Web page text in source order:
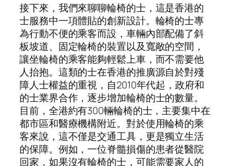
接下來，我們來聊聊輪椅的士，這是香港的
士服務中一項體貼的創新設計。輪椅的士專
為行動不便的乘客而設，車輛內部配備了斜
板坡道、固定輪椅的裝置以及寬敞的空間，
讓坐輪椅的乘客能夠輕鬆上車，而不需要他
人抬抱。這類的士在香港的推廣源自於對殘
障人士權益的重視，自2010年代起，政府和
的士業界合作，逐步增加輪椅的士的數量。
目前，全港約有300輛輪椅的士，主要集中在
都市區和醫療機構附近。對於使用輪椅的乘
客來說，這不僅是交通工具，更是獨立生活
的保障。例如，一位脊髓損傷的患者從醫院
回家，如果沒有輪椅的士，可能需要家人的